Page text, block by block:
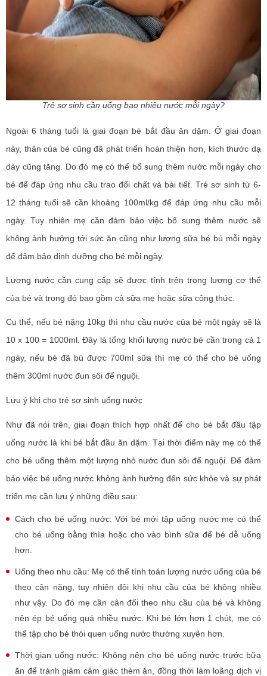
Trẻ sơ sinh cần uống bao nhiêu nước mỗi ngày?
Ngoài 6 tháng tuổi là giai đoạn bé bắt đầu ăn dặm. Ở giai đoạn
này, thân của bé cũng đã phát triển hoàn thiện hơn, kích thước dạ
dày cũng tăng. Do đó mẹ có thể bổ sung thêm nước mỗi ngày cho
bé để đáp ứng nhu cầu trao đổi chất và bài tiết. Trẻ sơ sinh từ 6-
12 tháng tuổi sẽ cần khoảng 100ml/kg để đáp ứng nhu cầu mỗi
ngày. Tuy nhiên mẹ cần đảm bảo việc bổ sung thêm nước sẽ
không ảnh hưởng tới sức ăn cũng như lượng sữa bé bú mỗi ngày
để đảm bảo dinh dưỡng cho bé mỗi ngày.
Lượng nước cần cung cấp sẽ được tính trên trọng lượng cơ thể
của bé và trong đó bao gồm cả sữa mẹ hoặc sữa công thức.
Cụ thể, nếu bé nặng 10kg thì nhu cầu nước của bé một ngày sẽ là
10 x 100 = 1000ml. Đây là tổng khối lượng nước bé cần trong cả 1
ngày, nếu bé đã bú được 700ml sữa thì mẹ có thể cho bé uống
thêm 300ml nước đun sôi để nguội.
Lưu ý khi cho trẻ sơ sinh uống nước
Như đã nói trên, giai đoạn thích hợp nhất để cho bé bắt đầu tập
uống nước là khi bé bắt đầu ăn dặm. Tại thời điểm này mẹ có thể
cho bé uống thêm một lượng nhỏ nước đun sôi để nguội. Để đảm
bảo việc bé uống nước không ảnh hưởng đến sức khỏe và sự phát
triển mẹ cần lưu ý những điều sau:
Cách cho bé uống nước: Với bé mới tập uống nước mẹ có thể
cho bé uống bằng thìa hoặc cho vào bình sữa để bé dễ uống
hơn.
Uống theo nhu cầu: Mẹ có thể tính toán lượng nước uống của bé
theo cân nặng, tuy nhiên đôi khi nhu cầu của bé không nhiều
như vậy. Do đó mẹ cần cân đối theo nhu cầu của bé và không
nên ép bé uống quá nhiều nước. Khi bé lớn hơn 1 chút, mẹ có
thể tập cho bé thói quen uống nước thường xuyên hơn.
Thời gian uống nước: Không nên cho bé uống nước trước bữa
ăn để tránh giảm cảm giác thèm ăn, đồng thời làm loãng dịch vị